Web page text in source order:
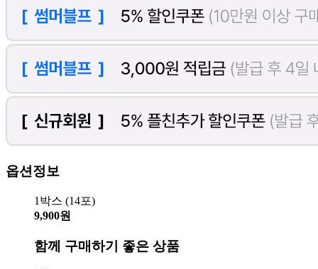
옵션정보
1박스 (14포)
9,900원
함께 구매하기 좋은 상품